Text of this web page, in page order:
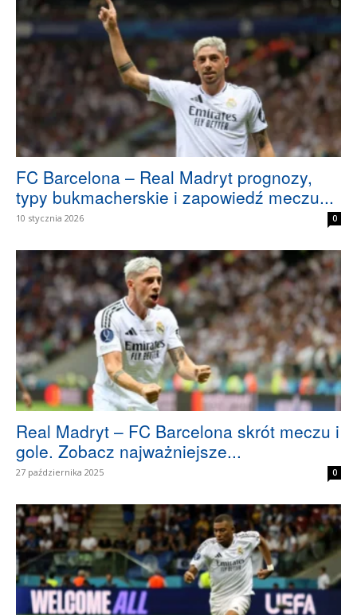
FC Barcelona – Real Madryt prognozy,
typy bukmacherskie i zapowiedź meczu...
10 stycznia 2026 0
Real Madryt – FC Barcelona skrót meczu i
gole. Zobacz najważniejsze...
27 października 2025 0